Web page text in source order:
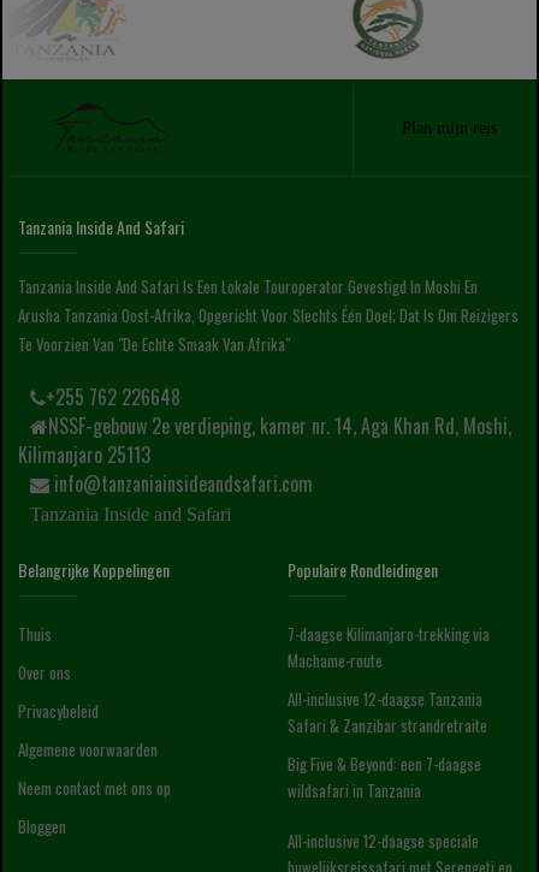
Plan mijn reis
Tanzania Inside And Safari
Tanzania Inside And Safari Is Een Lokale Touroperator Gevestigd In Moshi En
Arusha Tanzania Oost-Afrika, Opgericht Voor Slechts Één Doel; Dat Is Om Reizigers
Te Voorzien Van "de Echte Smaak Van Afrika"
+255 762 226648
NSSF-gebouw 2e verdieping, kamer nr. 14, Aga Khan Rd, Moshi,
Kilimanjaro 25113
info@tanzaniainsideandsafari.com
Tanzania Inside and Safari
Belangrijke Koppelingen
Thuis
Over ons
Privacybeleid
Algemene voorwaarden
Neem contact met ons op
Bloggen
Populaire Rondleidingen
7-daagse Kilimanjaro-trekking via
Machame-route
All-inclusive 12-daagse Tanzania
Safari & Zanzibar strandretraite
Big Five & Beyond: een 7-daagse
wildsafari in Tanzania
All-inclusive 12-daagse speciale